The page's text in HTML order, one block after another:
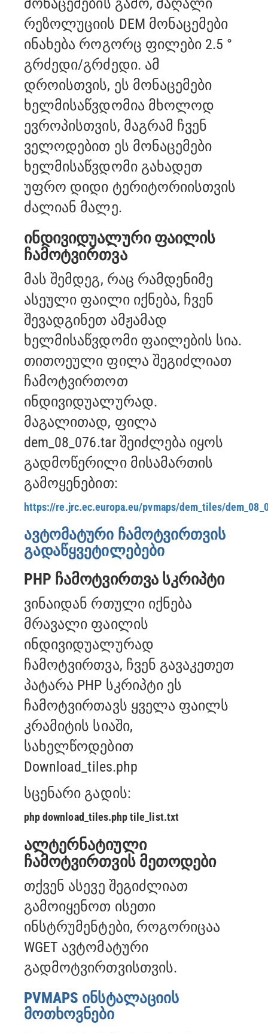
მონაცემების გამო, მაღალი
რეზოლუციის DEM მონაცემები
ინახება როგორც ფილები 2.5 °
გრძედი/გრძედი. ამ
დროისთვის, ეს მონაცემები
ხელმისაწვდომია მხოლოდ
ევროპისთვის, მაგრამ ჩვენ
ველოდებით ეს მონაცემები
ხელმისაწვდომი გახადეთ
უფრო დიდი ტერიტორიისთვის
ძალიან მალე.
ინდივიდუალური ფაილის
ჩამოტვირთვა
მას შემდეგ, რაც რამდენიმე
ასეული ფაილი იქნება, ჩვენ
შევადგინეთ ამჟამად
ხელმისაწვდომი ფაილების სია.
თითოეული ფილა შეგიძლიათ
ჩამოტვირთოთ
ინდივიდუალურად.
მაგალითად, ფილა
dem_08_076.tar შეიძლება იყოს
გადმოწერილი მისამართის
გამოყენებით:
https://re.jrc.ec.europa.eu/pvmaps/dem_tiles/
ავტომატური ჩამოტვირთვის
გადაწყვეტილებები
PHP ჩამოტვირთვა სკრიპტი
ვინაიდან რთული იქნება
მრავალი ფაილის
ინდივიდუალურად
ჩამოტვირთვა, ჩვენ გავაკეთეთ
პატარა PHP სკრიპტი ეს
ჩამოტვირთავს ყველა ფაილს
კრამიტის სიაში,
სახელწოდებით
Download_tiles.php
სცენარი გადის:
php download_tiles.php tile_list.txt
ალტერნატიული
ჩამოტვირთვის მეთოდები
თქვენ ასევე შეგიძლიათ
გამოიყენოთ ისეთი
ინსტრუმენტები, როგორიცაა
WGET ავტომატური
გადმოტვირთვისთვის.
PVMAPS ინსტალაციის
მოთხოვნები